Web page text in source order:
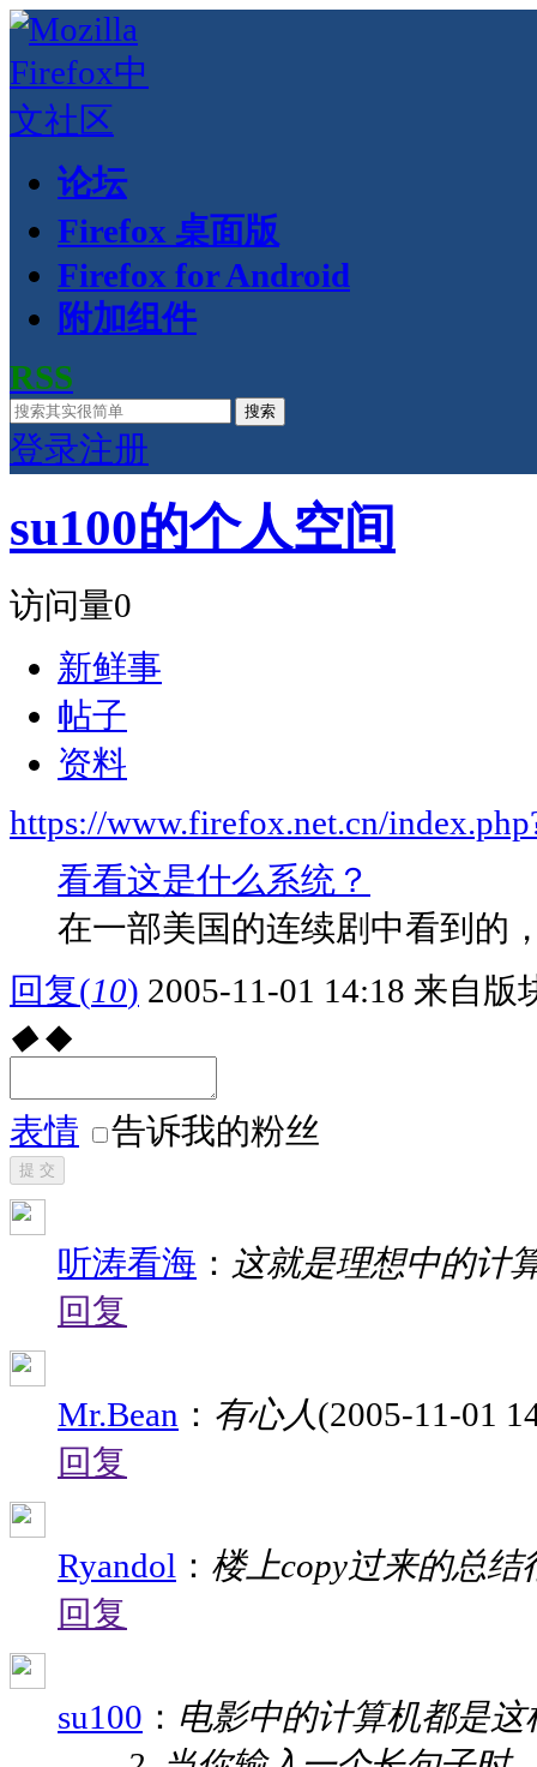
论坛
Firefox 桌面版
Firefox for Android
附加组件
RSS
搜索
登录注册
su100的个人空间
访问量0
新鲜事
帖子
资料
https://www.firefox.net.cn/
看看这是什么系统？
在一部美国的连续剧中看到的
回复(10) 2005-11-01 14:18 来自版
◆ ◆
表情 告诉我的粉丝
提 交
听涛看海 ： 这就是理想中的计
回复
Mr.Bean ： 有心人(2005-11-01
回复
Ryandol ： 楼上copy过来的总结
回复
su100 ： 电影中的计算机都是